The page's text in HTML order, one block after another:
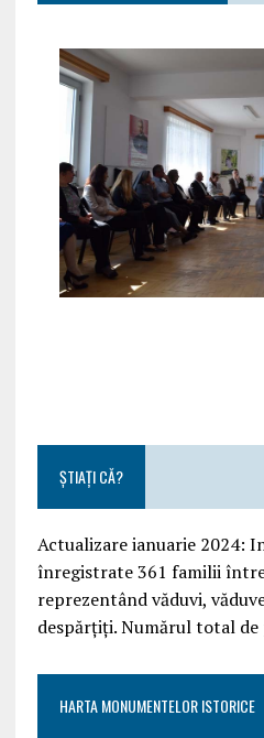
ȘTIAȚI CĂ?
Actualizare ianuarie 2024:
înregistrate 361 familii
reprezentând văduvi,
despărțiți. Numărul total de
HARTA MONUMENTELOR ISTORICE